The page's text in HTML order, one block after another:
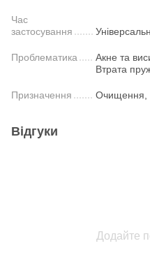
Час
застосування
Проблематика
Акне та
Втрата
Призначення Очищення,
Відгуки
Додайте